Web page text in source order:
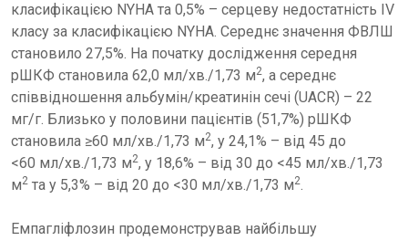
класифікацією NYHA та 0,5% – серцеву недостатність IV
класу за класифікацією NYHA. Середнє значення ФВЛШ
становило 27,5%. На початку дослідження середня
рШКФ становила 62,0 мл/хв./1,73 м2, а середнє
співвідношення альбумін/креатинін сечі (UACR) – 22
мг/г. Близько у половини пацієнтів (51,7%) рШКФ
становила ≥60 мл/хв./1,73 м2, у 24,1% – від 45 до
<60 мл/хв./1,73 м2, у 18,6% – від 30 до <45 мл/хв./1,73
м2 та у 5,3% – від 20 до <30 мл/хв./1,73 м2.
Емпагліфлозин продемонстрував найбільшу